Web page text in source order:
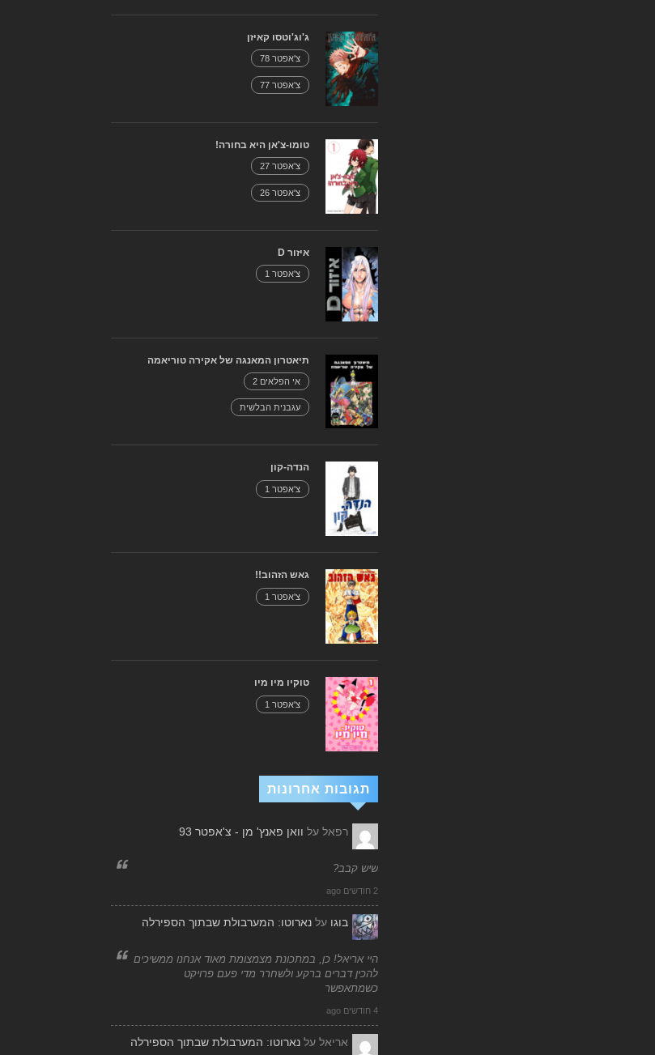
ג'וג'וטסו קאיזן
צ'אפטר 78
צ'אפטר 77
טומו-צ'אן היא בחורה!
צ'אפטר 27
צ'אפטר 26
איזור D
צ'אפטר 1
תיאטרון המאנגה של אקירה טוריאמה
אי הפלאים 2
עגבנית הבלשית
הנדה-קון
צ'אפטר 1
גאש הזהוב!!
צ'אפטר 1
טוקיו מיו מיו
צ'אפטר 1
תגובות אחרונות
רפאל על וואן פאנץ' מן - צ'אפטר 93
שיש קבב?
2 חודשים ago
בוגו על נארוטו: המערבולת שבתוך הספירלה
היי אריאל! כן, במתכונת מצמצומת מאוד אנחנו ממשיכים
להכין דברים ברקע ולשחרר מדי פעם פרויקט
כשמתאפשר
4 חודשים ago
אריאל על נארוטו: המערבולת שבתוך הספירלה